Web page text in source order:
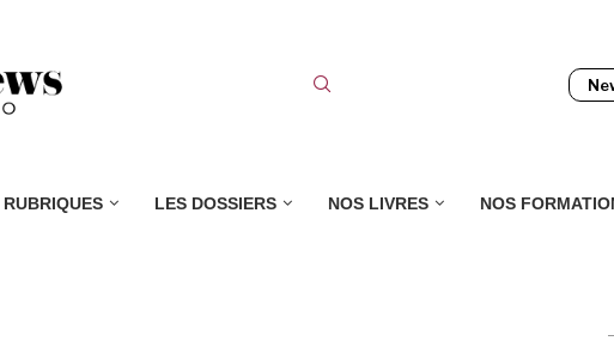
RUBRIQUES LES DOSSIERS NOS LIVRES NOS